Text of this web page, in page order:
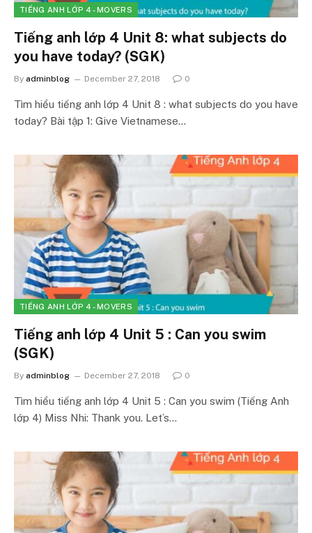
TIẾNG ANH LỚP 4 - MOVERS
Tiếng anh lớp 4 Unit 8: what subjects do
you have today? (SGK)
By adminblog December 27, 2018 0
Tìm hiểu tiếng anh lớp 4 Unit 8 : what subjects do you have
today? Bài tập 1: Give Vietnamese…
TIẾNG ANH LỚP 4 - MOVERS
Tiếng anh lớp 4 Unit 5 : Can you swim
(SGK)
By adminblog December 27, 2018 0
Tìm hiểu tiếng anh lớp 4 Unit 5 : Can you swim (Tiếng Anh
lớp 4) Miss Nhi: Thank you. Let’s…